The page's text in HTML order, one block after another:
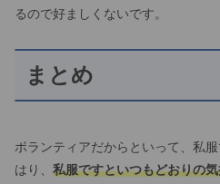
るので好ましくないです。
まとめ
ボランティアだからといって、私
はり、 私服ですといつもどおりの